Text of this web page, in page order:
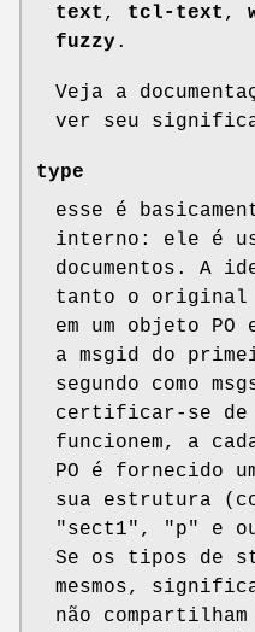
text , tcl-text ,
fuzzy .
Veja a
ver seu
type
esse é
interno: ele é
documentos. A
tanto o original
em um objeto
a msgid do
segundo como
certificar-se de
funcionem, a
PO é fornecido
sua estrutura
"sect1", "p" e
Se os tipos de
mesmos,
não